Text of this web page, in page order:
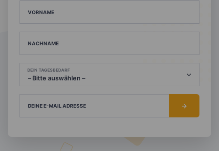
VORNAME
NACHNAME
DEIN TAGESBEDARF
DEINE E-MAIL ADRESSE